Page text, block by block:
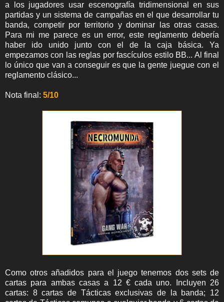
a los jugadores usar escenografía tridimensional en sus
partidas y un sistema de campañas en el que desarrollar tu
banda, competir por territorio y dominar las otras casas.
Para mi me parece es un error, este reglamento debería
haber ido unido junto con el de la caja básica. Ya
empezamos con las reglas por fascículos estilo BB... Al final
lo único que van a conseguir es que la gente juegue con el
reglamento clásico...
Nota final: 5/10
Como otros añadidos para el juego tenemos dos sets de
cartas para ambas casas a 12 € cada uno. Incluyen 26
cartas: 8 cartas de Tácticas exclusivas de la banda; 12